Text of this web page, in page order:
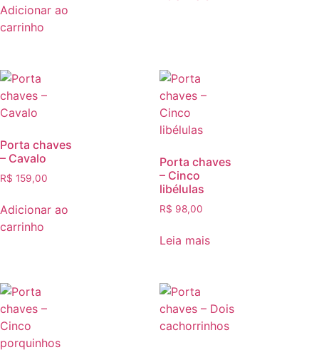
Adicionar ao
carrinho
Porta chaves
– Cavalo
R$ 159,00
Adicionar ao
carrinho
Porta chaves
– Cinco
libélulas
R$ 98,00
Leia mais